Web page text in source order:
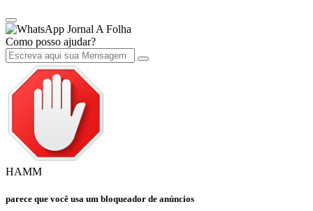
Jornal A Folha
Como posso ajudar?
HAMM
parece que você usa um bloqueador de anúncios